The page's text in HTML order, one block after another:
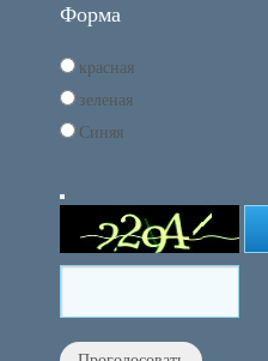
Форма
красная
зеленая
Синяя